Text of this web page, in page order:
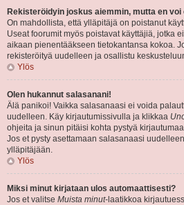
Rekisteröidyin joskus aiemmin, mutta en
On mahdollista, että ylläpitäjä on poistanut
Useat foorumit myös poistavat käyttäjiä, jotka
aikaan pienentääkseen tietokantansa kokoa.
rekisteröityä uudelleen ja osallistu
Ylös
Olen hukannut salasanani!
Älä panikoi! Vaikka salasanaasi ei voida
uudelleen. Käy kirjautumissivulla ja klikkaa
ohjeita ja sinun pitäisi kohta pystyä
Jos et pysty asettamaan salasanaasi
ylläpitäjään.
Ylös
Miksi minut kirjataan ulos automaattisesti?
Jos et valitse Muista minut-laatikkoa